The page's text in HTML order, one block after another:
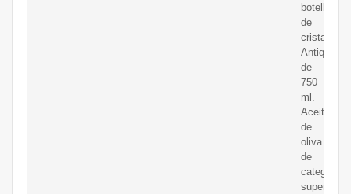
botella
de
cristal
Antique
de
750
ml.
Aceite
de
oliva
de
categoría
superior